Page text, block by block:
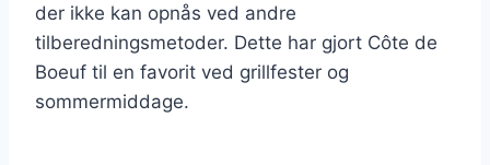
der ikke kan opnås ved andre
tilberedningsmetoder. Dette har gjort Côte de
Boeuf til en favorit ved grillfester og
sommermiddage.